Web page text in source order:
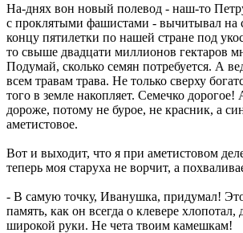
На-днях вон новый полевод - наш-то
с проклятыми фашистами - вычитывал на
концу пятилетки по нашей стране под
то свыше двадцати миллионов гектаров
Подумай, сколько семян потребуется. А
всем травам трава. Не только сверху
того в земле накопляет. Семечко
дороже, потому не бурое, не красник, а
аметистовое.
Вот и выходит, что я при аметистовом
теперь моя старуха не ворчит, а
- В самую точку, Иванушка, придумал!
память, как он всегда о клевере хлопотал,
широкой руки. Не чета твоим камешкам!